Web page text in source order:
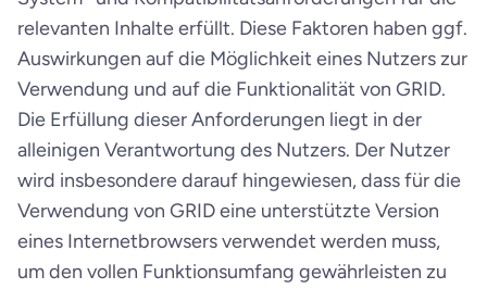
relevanten Inhalte erfüllt. Diese Faktoren haben ggf.
Auswirkungen auf die Möglichkeit eines Nutzers zur
Verwendung und auf die Funktionalität von GRID.
Die Erfüllung dieser Anforderungen liegt in der
alleinigen Verantwortung des Nutzers. Der Nutzer
wird insbesondere darauf hingewiesen, dass für die
Verwendung von GRID eine unterstützte Version
eines Internetbrowsers verwendet werden muss,
um den vollen Funktionsumfang gewährleisten zu